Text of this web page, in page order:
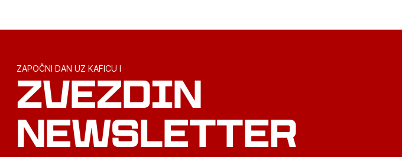
ZAPOČNI DAN UZ KAFICU I
ZVEZDIN
NEWSLETTER